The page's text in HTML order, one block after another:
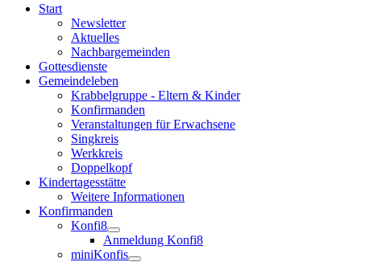
Start
Newsletter
Aktuelles
Nachbargemeinden
Gottesdienste
Gemeindeleben
Krabbelgruppe - Eltern & Kinder
Konfirmanden
Veranstaltungen für Erwachsene
Singkreis
Werkkreis
Doppelkopf
Kindertagesstätte
Weitere Informationen
Konfirmanden
Konfi8
Anmeldung Konfi8
miniKonfis